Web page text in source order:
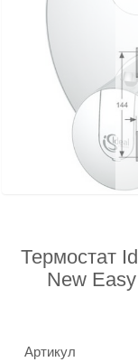
Термостат
New
Артикул